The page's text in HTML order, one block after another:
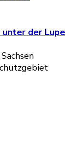
der Lupe